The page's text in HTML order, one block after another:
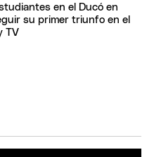
en el Ducó en
su primer triunfo en el
TV